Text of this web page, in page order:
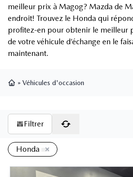
meilleur prix à Magog? Mazda de
endroit! Trouvez le Honda qui
profitez-en pour obtenir le meilleur
de votre véhicule d’échange en le
maintenant.
» Véhicules d'occasion
Filtrer
Honda